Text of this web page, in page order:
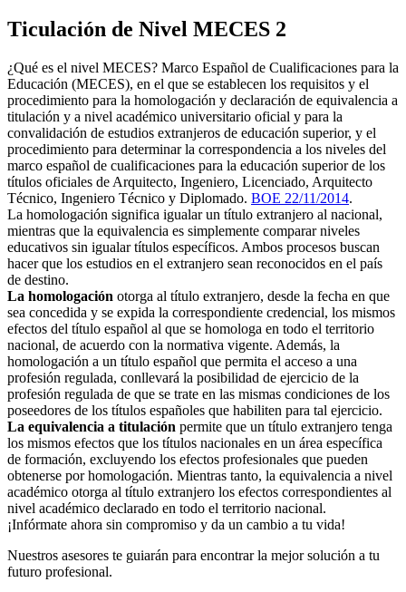
Ticulación de Nivel MECES 2
¿Qué es el nivel MECES? Marco Español de Cualificaciones para la
Educación (MECES), en el que se establecen los requisitos y el
procedimiento para la homologación y declaración de equivalencia a
titulación y a nivel académico universitario oficial y para la
convalidación de estudios extranjeros de educación superior, y el
procedimiento para determinar la correspondencia a los niveles del
marco español de cualificaciones para la educación superior de los
títulos oficiales de Arquitecto, Ingeniero, Licenciado, Arquitecto
Técnico, Ingeniero Técnico y Diplomado. BOE 22/11/2014.
La homologación significa igualar un título extranjero al nacional,
mientras que la equivalencia es simplemente comparar niveles
educativos sin igualar títulos específicos. Ambos procesos buscan
hacer que los estudios en el extranjero sean reconocidos en el país
de destino.
La homologación otorga al título extranjero, desde la fecha en que
sea concedida y se expida la correspondiente credencial, los mismos
efectos del título español al que se homologa en todo el territorio
nacional, de acuerdo con la normativa vigente. Además, la
homologación a un título español que permita el acceso a una
profesión regulada, conllevará la posibilidad de ejercicio de la
profesión regulada de que se trate en las mismas condiciones de los
poseedores de los títulos españoles que habiliten para tal ejercicio.
La equivalencia a titulación permite que un título extranjero tenga
los mismos efectos que los títulos nacionales en un área específica
de formación, excluyendo los efectos profesionales que pueden
obtenerse por homologación. Mientras tanto, la equivalencia a nivel
académico otorga al título extranjero los efectos correspondientes al
nivel académico declarado en todo el territorio nacional.
¡Infórmate ahora sin compromiso y da un cambio a tu vida!
Nuestros asesores te guiarán para encontrar la mejor solución a tu
futuro profesional.